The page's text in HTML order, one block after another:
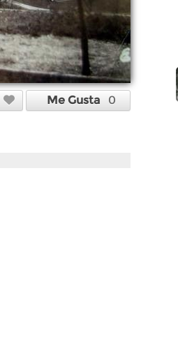
Me Gusta 0